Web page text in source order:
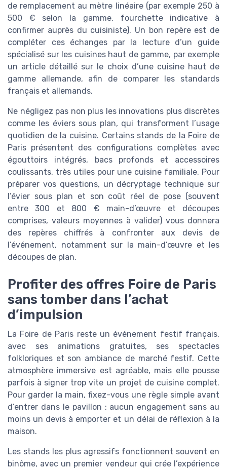
de remplacement au mètre linéaire (par exemple 250 à
500 € selon la gamme, fourchette indicative à
confirmer auprès du cuisiniste). Un bon repère est de
compléter ces échanges par la lecture d’un guide
spécialisé sur les cuisines haut de gamme, par exemple
un article détaillé sur le choix d’une cuisine haut de
gamme allemande, afin de comparer les standards
français et allemands.
Ne négligez pas non plus les innovations plus discrètes
comme les éviers sous plan, qui transforment l’usage
quotidien de la cuisine. Certains stands de la Foire de
Paris présentent des configurations complètes avec
égouttoirs intégrés, bacs profonds et accessoires
coulissants, très utiles pour une cuisine familiale. Pour
préparer vos questions, un décryptage technique sur
l’évier sous plan et son coût réel de pose (souvent
entre 300 et 800 € main-d’œuvre et découpes
comprises, valeurs moyennes à valider) vous donnera
des repères chiffrés à confronter aux devis de
l’événement, notamment sur la main-d’œuvre et les
découpes de plan.
Profiter des offres Foire de Paris
sans tomber dans l’achat
d’impulsion
La Foire de Paris reste un événement festif français,
avec ses animations gratuites, ses spectacles
folkloriques et son ambiance de marché festif. Cette
atmosphère immersive est agréable, mais elle pousse
parfois à signer trop vite un projet de cuisine complet.
Pour garder la main, fixez-vous une règle simple avant
d’entrer dans le pavillon : aucun engagement sans au
moins un devis à emporter et un délai de réflexion à la
maison.
Les stands les plus agressifs fonctionnent souvent en
binôme, avec un premier vendeur qui crée l’expérience